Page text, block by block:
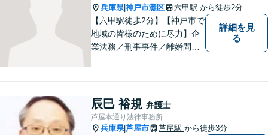
兵庫県|神戸市灘区 六甲駅 から徒歩2分
【六甲駅徒歩2分】【神戸市で
地域の皆様のために尽力】企
業法務／刑事事件／離婚問題
相談ください。適切な解決へ
の道をご提案し、共に並走い
たします。
詳細を見
る
辰巳 裕規 弁護士
芦屋本通り法律事務所
兵庫県|芦屋市 芦屋駅 から徒歩3分